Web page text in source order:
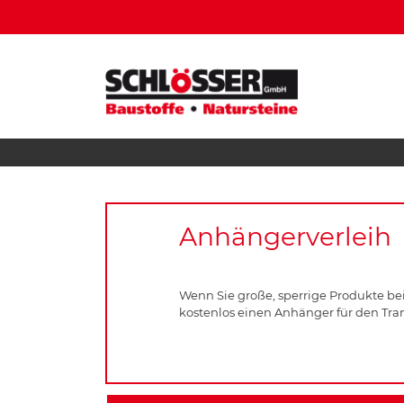
Anhängerverleih
Wenn Sie große, sperrige Produkte
kostenlos einen Anhänger für den